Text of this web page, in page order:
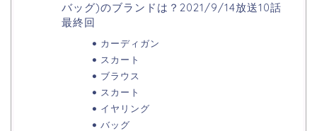
バッグ)のブランドは？2021/9/14放送10話
最終回
カーディガン
スカート
ブラウス
スカート
イヤリング
バッグ